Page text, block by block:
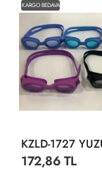
KARGO BEDAVA
172,86 TL